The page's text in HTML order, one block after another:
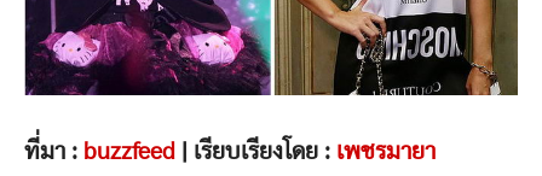
ที่มา : buzzfeed | เรียบเรียงโดย : เพชรมายา